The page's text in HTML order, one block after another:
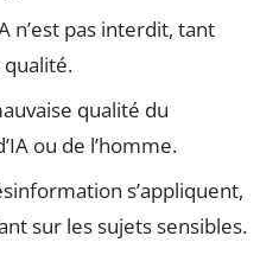
n’est pas interdit, tant
qualité.
qualité du
ou de l’homme.
s’appliquent,
sur les sujets sensibles.